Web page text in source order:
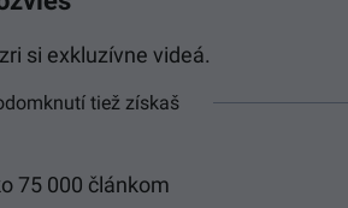
si exkluzívne videá.
tiež získaš
75 000 článkom